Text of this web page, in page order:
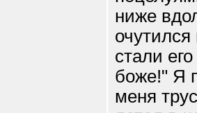
ниже
стали
боже!" Я
меня